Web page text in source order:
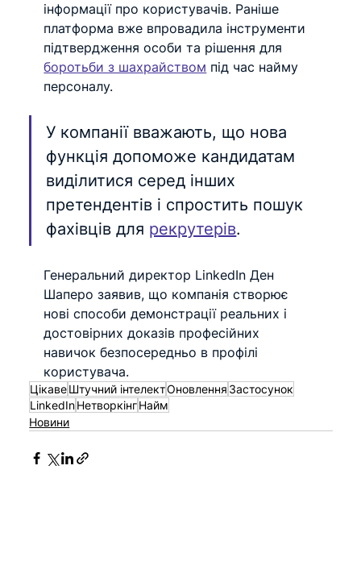
інформації про користувачів. Раніше
платформа вже впровадила інструменти
підтвердження особи та рішення для
боротьби з шахрайством під час найму
персоналу.
У компанії вважають, що нова
функція допоможе кандидатам
виділитися серед інших
претендентів і спростить пошук
фахівців для рекрутерів.
Генеральний директор LinkedIn Ден
Шаперо заявив, що компанія створює
нові способи демонстрації реальних і
достовірних доказів професійних
навичок безпосередньо в профілі
користувача.
ЦікавеШтучний інтелектОновлення Застосунок
LinkedInНетворкінгНайм
Новини